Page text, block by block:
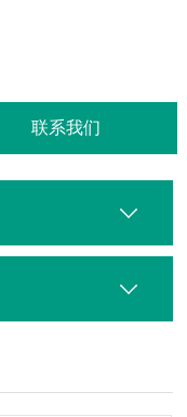
联系我们